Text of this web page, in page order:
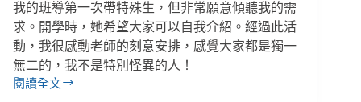
屬
我的班導第一次帶特殊生，但非常願意傾聽我的需
求。開學時，她希望大家可以自我介紹。經過此活
動，我很感動老師的刻意安排，感覺大家都是獨一
無二的，我不是特別怪異的人！
閱讀全文
重